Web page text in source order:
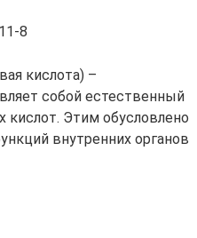
8
кислота) –
собой естественный
кислот. Этим обусловлено
внутренних органов